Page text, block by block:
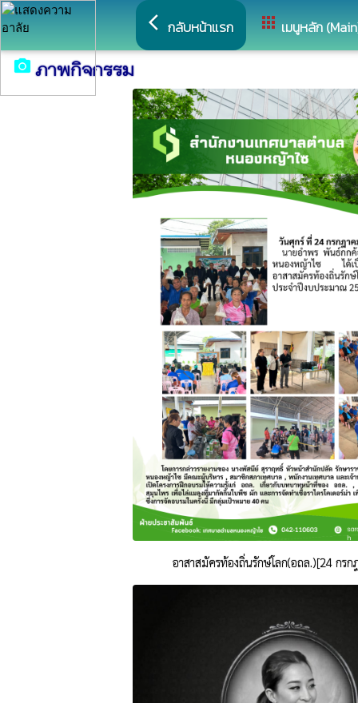
arrow_back_ios กลับหน้าแรก apps เมนูหลัก
camera_alt ภาพกิจกรรม
อาสาสมัครท้องถิ่นรักษ์โลก(อถล.)[24 กร